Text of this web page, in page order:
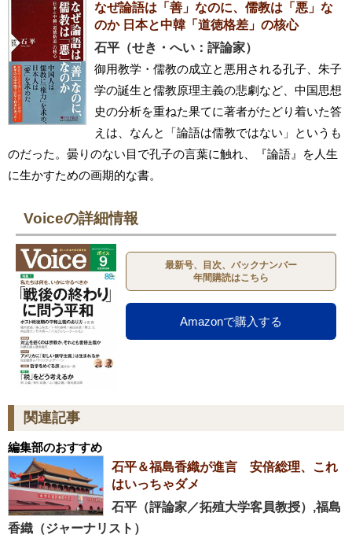
なぜ論語は「善」なのに、儒教は「悪」な
のか 日本と中韓「道徳格差」の核心
石平（せき・へい：評論家）
御用教学・儒教の成立と悪用される孔子、朱子
学の誕生と儒教原理主義の悲劇など、中国思想
史の分析を重ねた果てに著者がたどり着いた答
えは、なんと「論語は儒教ではない」というも
のだった。曇りのない目で孔子の言葉に触れ、『論語』を人生
に生かすための画期的な書。
Voiceの詳細情報
最新号、目次、バックナンバー
年間購読はこちら
Amazonで購入する
関連記事
編集部のおすすめ
石平＆福島香織が進言 安倍総理、これ
はいっちゃダメ
石平（評論家／拓殖大学客員教授）,福島
香織（ジャーナリスト）